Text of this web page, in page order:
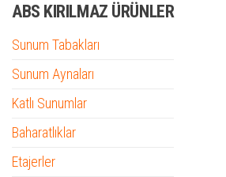
ABS KIRILMAZ ÜRÜNLER
Sunum Tabakları
Sunum Aynaları
Katlı Sunumlar
Baharatlıklar
Etajerler